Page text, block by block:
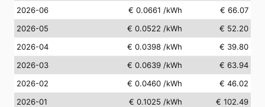
2026-06
€ 0.0661 /kWh
€ 66.07
2026-05
€ 0.0522 /kWh
€ 52.20
2026-04
€ 0.0398 /kWh
€ 39.80
2026-03
€ 0.0639 /kWh
€ 63.94
2026-02
€ 0.0460 /kWh
€ 46.02
2026-01
€ 0.1025 /kWh
€ 102.49